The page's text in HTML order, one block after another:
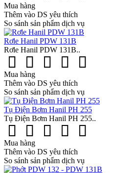
Mua hàng
Thêm vào DS yêu thích
So sánh sản phẩm dịch vụ
Rơle Hanil PDW 131B
Rơle Hanil PDW 131B..
Mua hàng
Thêm vào DS yêu thích
So sánh sản phẩm dịch vụ
Tụ Điện Bơm Hanil PH 255
Tụ Điện Bơm Hanil PH 255..
Mua hàng
Thêm vào DS yêu thích
So sánh sản phẩm dịch vụ